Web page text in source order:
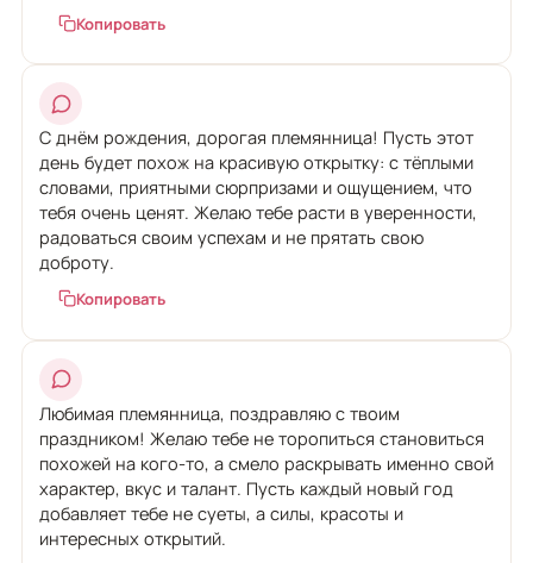
Копировать
С днём рождения, дорогая племянница! Пусть этот
день будет похож на красивую открытку: с тёплыми
словами, приятными сюрпризами и ощущением, что
тебя очень ценят. Желаю тебе расти в уверенности,
радоваться своим успехам и не прятать свою
доброту.
Копировать
Любимая племянница, поздравляю с твоим
праздником! Желаю тебе не торопиться становиться
похожей на кого-то, а смело раскрывать именно свой
характер, вкус и талант. Пусть каждый новый год
добавляет тебе не суеты, а силы, красоты и
интересных открытий.